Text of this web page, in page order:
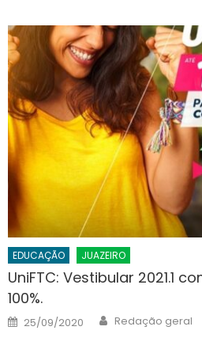
EDUCAÇÃO JUAZEIRO
UniFTC: Vestibular 2021.1
100%.
Posted
on
25/09/2020 Author
Redação geral